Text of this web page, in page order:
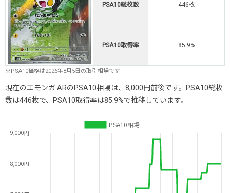
PSA10総枚数 446枚
PSA10取得率 85.9%
※PSA10価格は2026年8月5日の取引相場です
現在のエモンガ ARのPSA10相場は、8,000円前後です。PSA10総枚
数は446枚で、PSA10取得率は85.9%で推移しています。